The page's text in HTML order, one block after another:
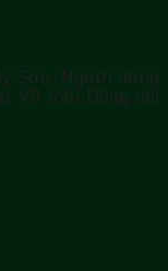
Sơn. Người đứng
Võ Văn Dũng nổi